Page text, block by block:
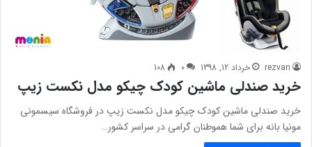
rezvan خرداد 12, 1398 0
108
خرید صندلی ماشین کودک چیکو مدل نکست زیپ
خرید صندلی ماشین کودک چیکو مدل نکست زیپ در فروشگاه سیسمونی
مونیا بانه برای شما هموطنان گرامی در سراسر کشور…